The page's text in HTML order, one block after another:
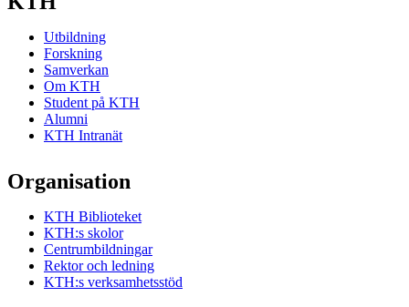
Utbildning
Forskning
Samverkan
Om KTH
Student på KTH
Alumni
KTH Intranät
Organisation
KTH Biblioteket
KTH:s skolor
Centrumbildningar
Rektor och ledning
KTH:s verksamhetsstöd